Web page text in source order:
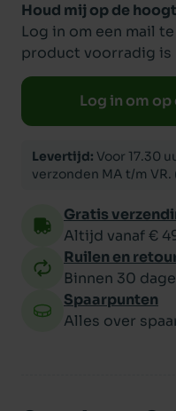
Houd mij op de
Log in om een mail
product voorradig is
Log in om
Levertijd: Voor 17.30
verzonden MA t/m VR.
Gratis
Altijd vanaf €
Ruilen en
Binnen 30
Spaarpunten
Alles over